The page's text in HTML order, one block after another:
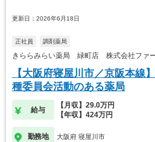
更新日：2026年6月18日
正社員 調剤薬局
きららみらい薬局 緑町店 株式会社ファ
【大阪府寝屋川市／京阪本線
種委員会活動のある薬局
給与
【月収】29.0万円
【年収】424万円
勤務地 大阪府 寝屋川市